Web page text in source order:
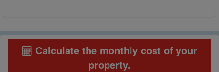
Calculate the monthly cost of your
property.